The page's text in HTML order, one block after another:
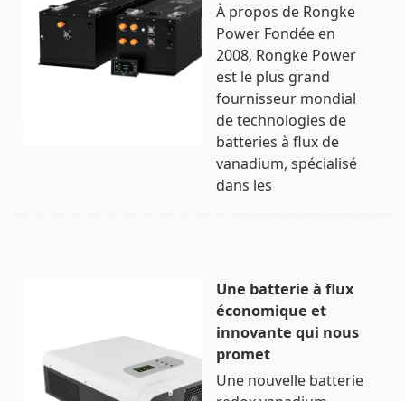
À propos de Rongke
Power Fondée en
2008, Rongke Power
est le plus grand
fournisseur mondial
de technologies de
batteries à flux de
vanadium, spécialisé
dans les
Une batterie à flux
économique et
innovante qui nous
promet
Une nouvelle batterie